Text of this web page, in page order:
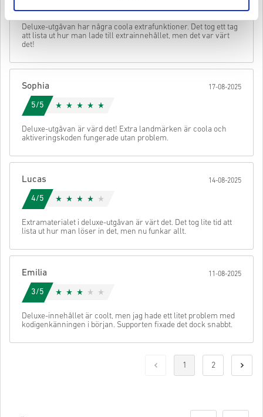
• Ange din e-postadress
• Välj din betalningsmetod
• Slutför din beställning
din kod.
Deluxe-utgåvan har några coola extrafunktioner. Det tog ett tag
att lista ut hur man lade till extrainnehållet, men det var värt
det!
Sophia 17-08-2025
5/5
Deluxe-utgåvan är värd det! Extra landmärken är coola och
aktiveringskoden fungerade utan problem.
Lucas 14-08-2025
4/5
Extramaterialet i deluxe-utgåvan är värt det. Det tog lite tid att
lista ut hur man löser in det, men nu funkar allt.
Emilia 11-08-2025
3/5
Deluxe-innehållet är coolt, men jag hade ett litet problem med
kodigenkänningen i början. Supporten fixade det dock snabbt.
1 2